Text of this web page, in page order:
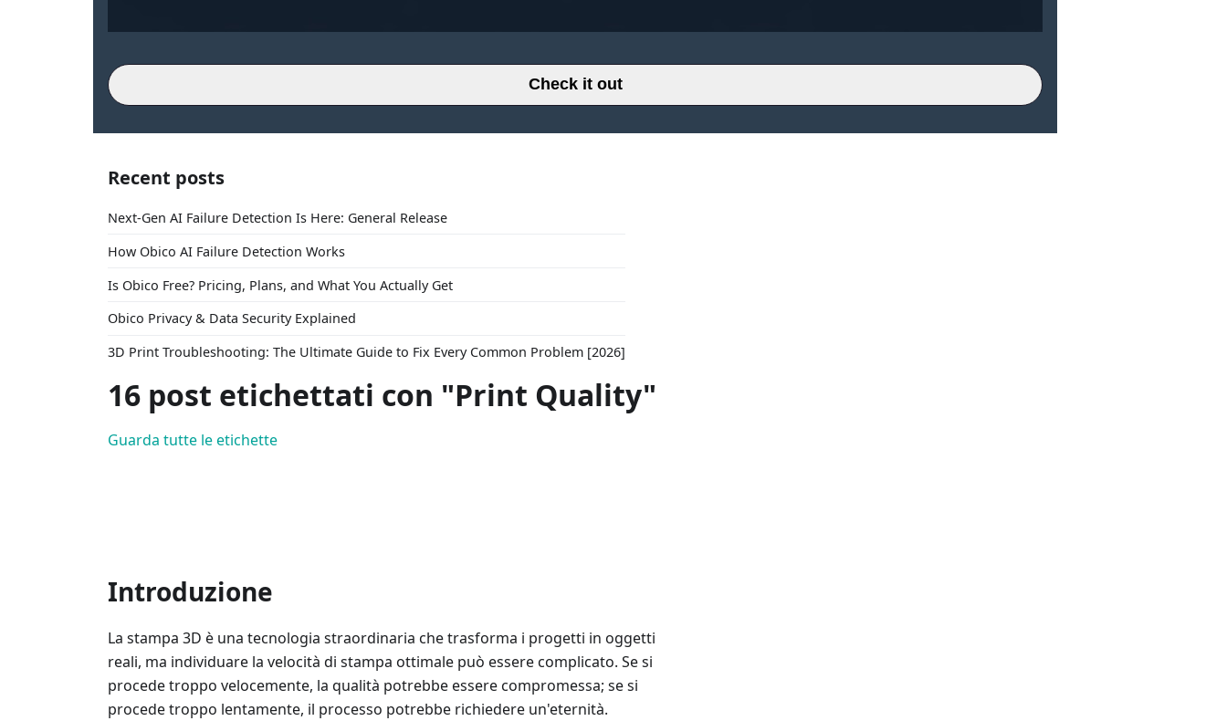
Check it out
Recent posts
Next-Gen AI Failure Detection Is Here: General Release
How Obico AI Failure Detection Works
Is Obico Free? Pricing, Plans, and What You Actually Get
Obico Privacy & Data Security Explained
3D Print Troubleshooting: The Ultimate Guide to Fix Every Common Problem [2026]
16 post etichettati con "Print Quality"
Guarda tutte le etichette
Introduzione
La stampa 3D è una tecnologia straordinaria che trasforma i progetti in oggetti
reali, ma individuare la velocità di stampa ottimale può essere complicato. Se si
procede troppo velocemente, la qualità potrebbe essere compromessa; se si
procede troppo lentamente, il processo potrebbe richiedere un'eternità.